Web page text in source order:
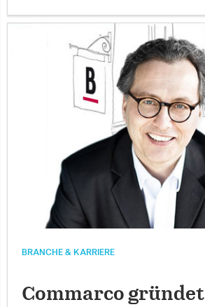
BRANCHE & KARRIERE
Commarco gründet